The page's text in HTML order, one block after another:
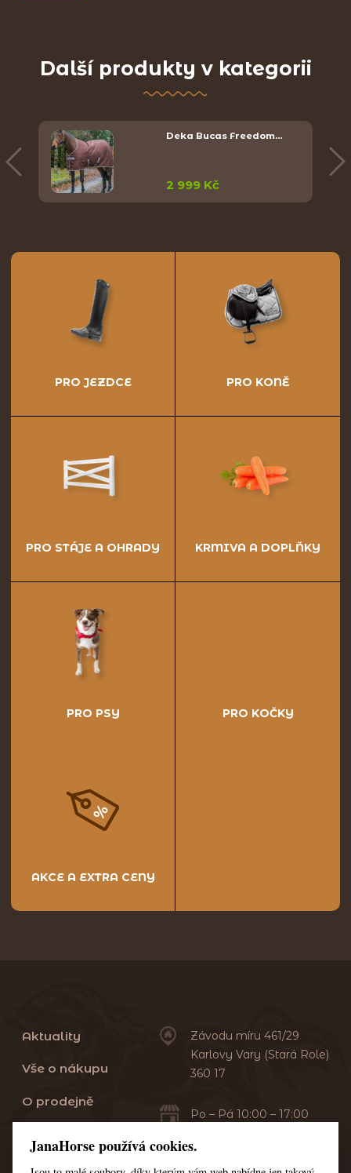
Další produkty v kategorii
Deka Bucas Freedom…
2 999 Kč
PRO JEZDCE PRO KONĚ
PRO STÁJE A OHRADY KRMIVA A DOPLŇKY
PRO PSY PRO KOČKY
AKCE A EXTRA CENY
Aktuality
Vše o nákupu
O prodejně
Servis
Závodu míru 461/29
Karlovy Vary (Stará Role)
360 17
Po – Pá 10:00 – 17:00
JanaHorse používá cookies.